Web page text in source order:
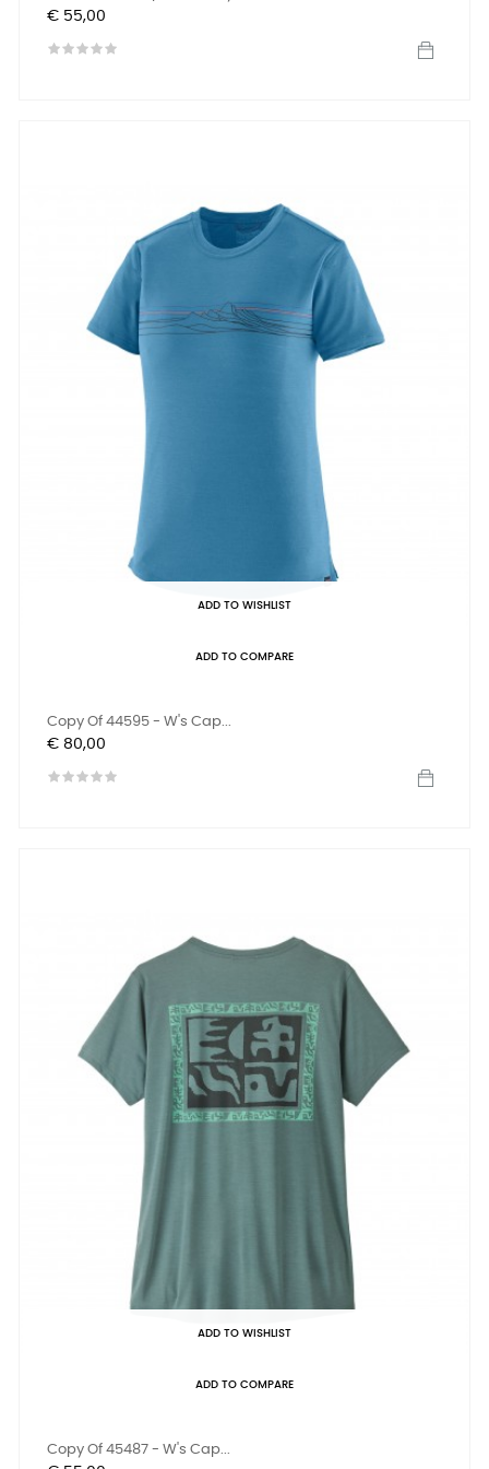
Prijs
€ 55,00
ADD TO WISHLIST
ADD TO COMPARE
Copy Of 44595 - W's Cap...
Prijs
€ 80,00
ADD TO WISHLIST
ADD TO COMPARE
Copy Of 45487 - W's Cap...